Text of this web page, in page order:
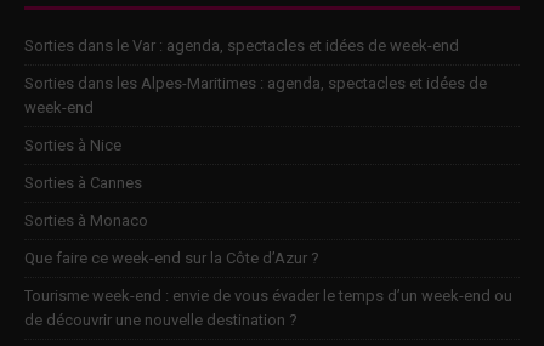
Sorties dans le Var : agenda, spectacles et idées de week-end
Sorties dans les Alpes-Maritimes : agenda, spectacles et idées de
week-end
Sorties à Nice
Sorties à Cannes
Sorties à Monaco
Que faire ce week-end sur la Côte d’Azur ?
Tourisme week-end : envie de vous évader le temps d’un week-end ou
de découvrir une nouvelle destination ?